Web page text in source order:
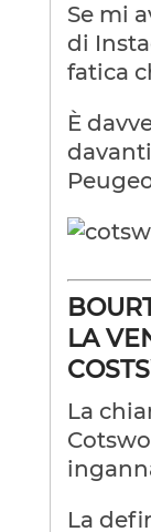
Se mi
di
fatica
È
LA
La
La